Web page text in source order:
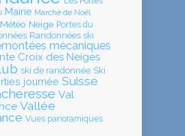
Mairie Marché de Noël
Météo Neige Portes du
Randonnées ski
mécaniques
Croix des Neiges
ski de randonnée Ski
journée Suisse
Val
Vallée
Vues panoramiques